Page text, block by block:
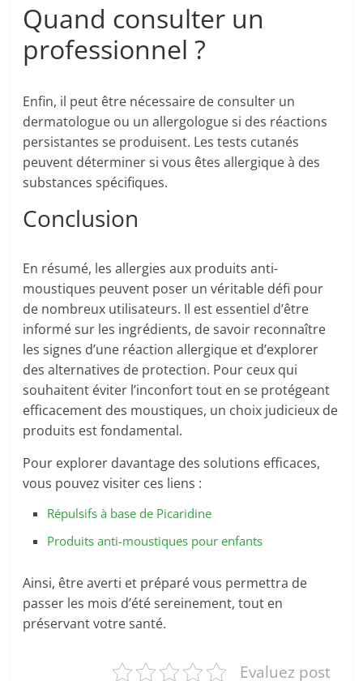
Quand consulter un
professionnel ?
Enfin, il peut être nécessaire de consulter un
dermatologue ou un allergologue si des réactions
persistantes se produisent. Les tests cutanés
peuvent déterminer si vous êtes allergique à des
substances spécifiques.
Conclusion
En résumé, les allergies aux produits anti-
moustiques peuvent poser un véritable défi pour
de nombreux utilisateurs. Il est essentiel d’être
informé sur les ingrédients, de savoir reconnaître
les signes d’une réaction allergique et d’explorer
des alternatives de protection. Pour ceux qui
souhaitent éviter l’inconfort tout en se protégeant
efficacement des moustiques, un choix judicieux de
produits est fondamental.
Pour explorer davantage des solutions efficaces,
vous pouvez visiter ces liens :
Répulsifs à base de Picaridine
Produits anti-moustiques pour enfants
Ainsi, être averti et préparé vous permettra de
passer les mois d’été sereinement, tout en
préservant votre santé.
Evaluez post